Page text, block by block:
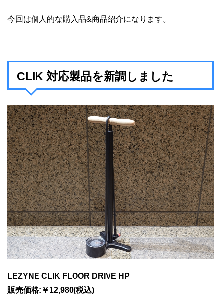
今回は個人的な購入品&商品紹介になります。
CLIK 対応製品を新調しました
LEZYNE CLIK FLOOR DRIVE HP
販売価格:￥12,980(税込)